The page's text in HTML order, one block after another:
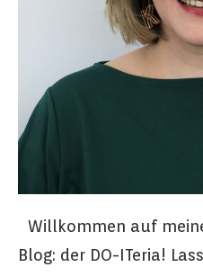
Willkommen auf
Blog: der DO-ITeria!